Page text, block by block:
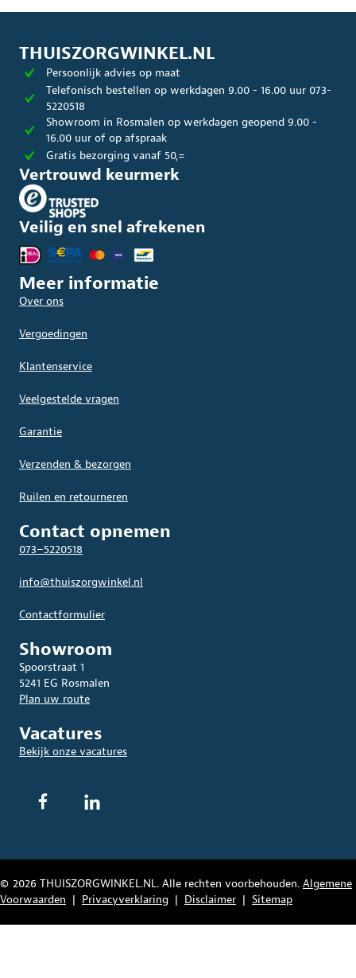
THUISZORGWINKEL.NL
Persoonlijk advies op maat
Telefonisch bestellen op werkdagen 9.00 - 16.00 uur 073-
5220518
Showroom in Rosmalen op werkdagen geopend 9.00 -
16.00 uur of op afspraak
Gratis bezorging vanaf 50,=
Vertrouwd keurmerk
Veilig en snel afrekenen
Meer informatie
Over ons
Vergoedingen
Klantenservice
Veelgestelde vragen
Garantie
Verzenden & bezorgen
Ruilen en retourneren
Contact opnemen
073–5220518
info@thuiszorgwinkel.nl
Contactformulier
Showroom
Spoorstraat 1
5241 EG Rosmalen
Plan uw route
Vacatures
Bekijk onze vacatures
© 2026 THUISZORGWINKEL.NL. Alle rechten voorbehouden. Algemene
Voorwaarden
Privacyverklaring Disclaimer Sitemap